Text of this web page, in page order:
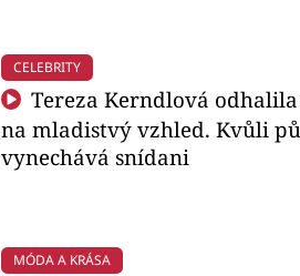
CELEBRITY
Tereza Kerndlová
na mladistvý vzhled. Kvůli
vynechává snídani
MÓDA A KRÁSA